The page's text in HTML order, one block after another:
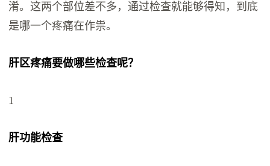
淆。这两个部位差不多，通过检查就能够得知，到底
是哪一个疼痛在作祟。
肝区疼痛要做哪些检查呢？
1
肝功能检查